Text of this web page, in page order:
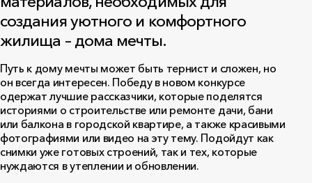
создания уютного и комфортного
жилища – дома мечты.
Путь к дому мечты может быть тернист и сложен, но
он всегда интересен. Победу в новом конкурсе
одержат лучшие рассказчики, которые поделятся
историями о строительстве или ремонте дачи, бани
или балкона в городской квартире, а также красивыми
фотографиями или видео на эту тему. Подойдут как
снимки уже готовых строений, так и тех, которые
нуждаются в утеплении и обновлении.